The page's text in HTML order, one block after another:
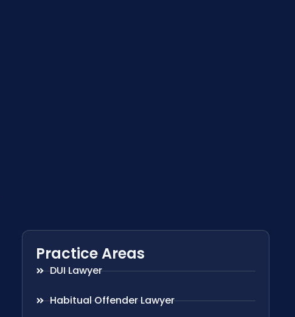
Practice Areas
DUI Lawyer
Habitual Offender Lawyer